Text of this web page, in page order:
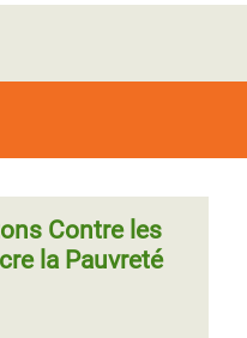
fiscaux dans
Contre les
la Pauvreté